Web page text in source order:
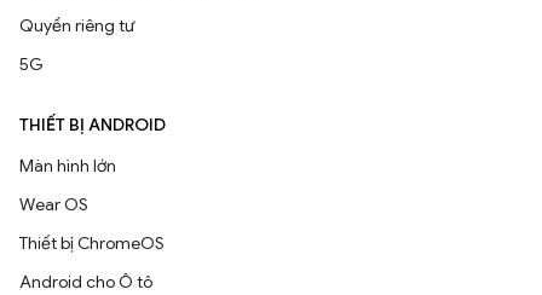
Quyền riêng tư
5G
THIẾT BỊ ANDROID
Màn hình lớn
Wear OS
Thiết bị ChromeOS
Android cho Ô tô